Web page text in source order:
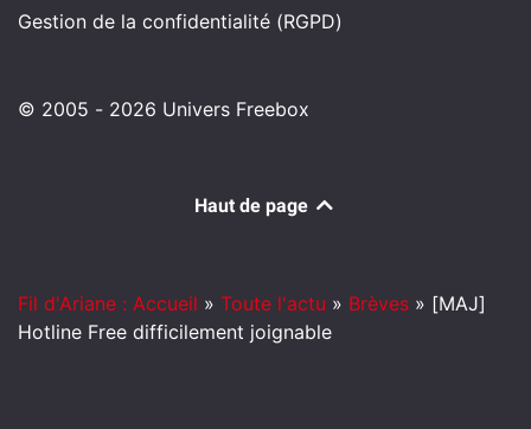
Gestion de la confidentialité (RGPD)
© 2005 - 2026 Univers Freebox
Haut de page
Fil d'Ariane : Accueil » Toute l'actu » Brèves » [MAJ]
Hotline Free difficilement joignable